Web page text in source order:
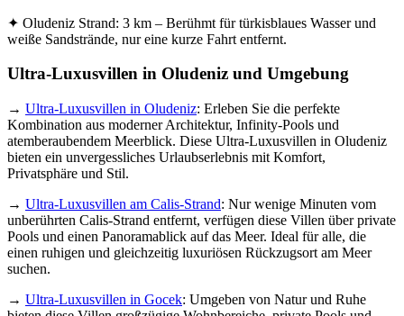
✦ Oludeniz Strand: 3 km – Berühmt für türkisblaues Wasser und
weiße Sandstrände, nur eine kurze Fahrt entfernt.
Ultra-Luxusvillen in Oludeniz und Umgebung
→ Ultra-Luxusvillen in Oludeniz: Erleben Sie die perfekte
Kombination aus moderner Architektur, Infinity-Pools und
atemberaubendem Meerblick. Diese Ultra-Luxusvillen in Oludeniz
bieten ein unvergessliches Urlaubserlebnis mit Komfort,
Privatsphäre und Stil.
→ Ultra-Luxusvillen am Calis-Strand: Nur wenige Minuten vom
unberührten Calis-Strand entfernt, verfügen diese Villen über private
Pools und einen Panoramablick auf das Meer. Ideal für alle, die
einen ruhigen und gleichzeitig luxuriösen Rückzugsort am Meer
suchen.
→ Ultra-Luxusvillen in Gocek: Umgeben von Natur und Ruhe